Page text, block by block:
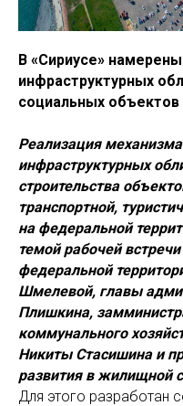
В «Сириусе»
инфраструктурных
социальных объектов
Реализация
инфраструктурных
строительства
транспортной,
на федеральной
темой рабочей
федеральной
Шмелевой, главы
Плишкина,
коммунального
Никиты Стасишина и
развития в жилищной
Для этого разработан